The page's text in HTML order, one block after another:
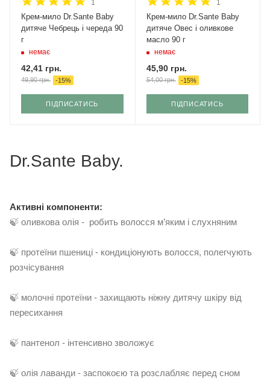
1
Крем-мило Dr.Sante Baby
дитяче Чебрець і череда 90
г
немає
42,41 грн.
49,90грн. -15%
ПІДПИСАТИСЬ
1
Крем-мило Dr.Sante Baby
дитяче Овес і оливкове
масло 90 г
немає
45,90грн.
54,00грн. -15%
ПІДПИСАТИСЬ
Dr.Sante Baby.
Активні компоненти:
🍃 оливкова олія - робить волосся м’яким і слухняним
🍃 протеїни пшениці - кондиціонують волосся, полегчують
розчісування
🍃 молочні протеїни - захищають ніжну дитячу шкіру від
пересихання
🍃 пантенол - інтенсивно зволожує
🍃 олія лаванди - заспокоєю та розслабляє перед сном